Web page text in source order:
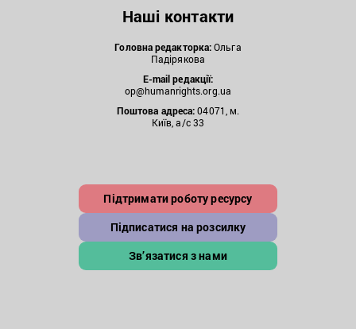
Наші контакти
Головна редакторка:Ольга
Падірякова
E-mail редакції:
op@humanrights.org.ua
Поштова адреса:04071, м.
Київ, а/с 33
Підтримати роботу ресурсу
Підписатися на розсилку
Зв’язатися з нами